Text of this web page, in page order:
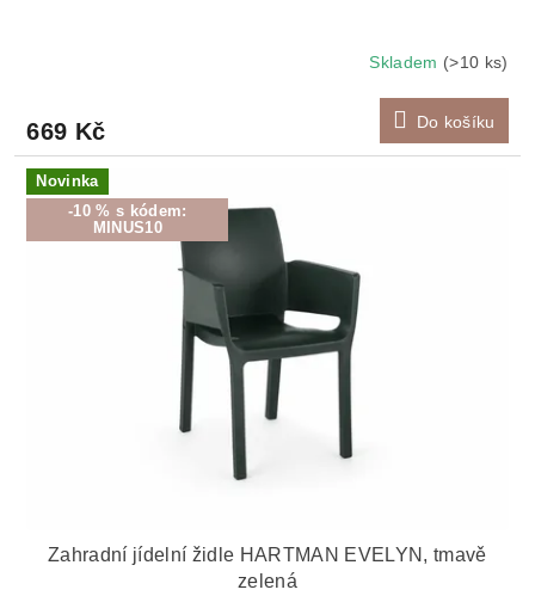
Skladem (>10 ks)
669 Kč Do košíku
Novinka
-10 % s kódem:
MINUS10
Zahradní jídelní židle HARTMAN EVELYN, tmavě
zelená